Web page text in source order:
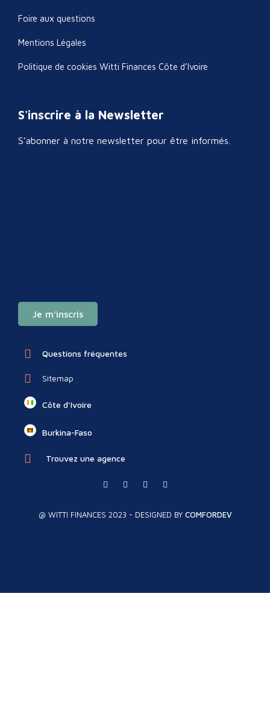
Foire aux questions
Mentions Légales
Politique de cookies Witti Finances Côte d’Ivoire
S'inscrire à la Newsletter
S’abonner à notre newsletter pour être informés.
Je m'inscris
Questions fréquentes
Sitemap
Côte d'Ivoire
Burkina-Faso
Trouvez une agence
@ WITTI FINANCES 2023 - DESIGNED BY COMFORDEV